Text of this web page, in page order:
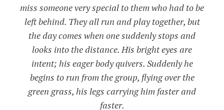
miss someone very special to them who had to be
left behind. They all run and play together, but
the day comes when one suddenly stops and
looks into the distance. His bright eyes are
intent; his eager body quivers. Suddenly he
begins to run from the group, flying over the
green grass, his legs carrying him faster and
faster.